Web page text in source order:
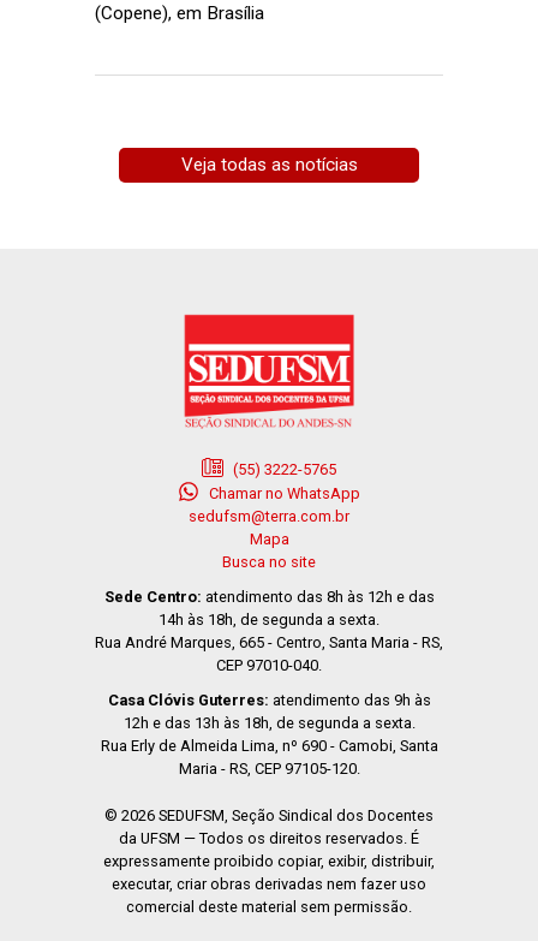
(Copene), em Brasília
Veja todas as notícias
(55) 3222-5765
Chamar no WhatsApp
sedufsm@terra.com.br
Mapa
Busca no site
Sede Centro: atendimento das 8h às 12h e das
14h às 18h, de segunda a sexta.
Rua André Marques, 665 - Centro, Santa Maria - RS,
CEP 97010-040.
Casa Clóvis Guterres: atendimento das 9h às
12h e das 13h às 18h, de segunda a sexta.
Rua Erly de Almeida Lima, nº 690 - Camobi, Santa
Maria - RS, CEP 97105-120.
© 2026 SEDUFSM, Seção Sindical dos Docentes
da UFSM — Todos os direitos reservados. É
expressamente proibido copiar, exibir, distribuir,
executar, criar obras derivadas nem fazer uso
comercial deste material sem permissão.